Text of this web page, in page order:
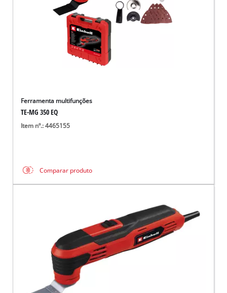
Ferramenta multifunções
TE-MG 350 EQ
Item nº.: 4465155
Comparar produto